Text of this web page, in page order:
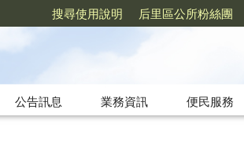
搜尋使用說明 后里區公所粉絲團
公告訊息 業務資訊 便民服務